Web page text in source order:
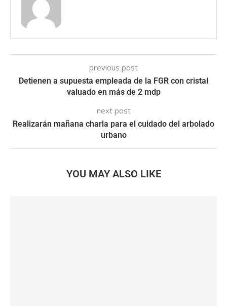
previous post
Detienen a supuesta empleada de la FGR con cristal
valuado en más de 2 mdp
next post
Realizarán mañana charla para el cuidado del arbolado
urbano
YOU MAY ALSO LIKE